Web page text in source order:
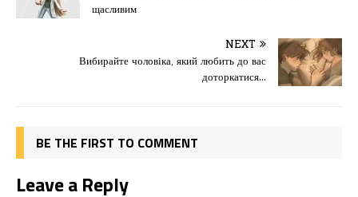
b d
o
n
ис
я
щасливим
NEXT
Вибирайте чоловіка, який любить до вас
доторкатися…
BE THE FIRST TO COMMENT
Leave a Reply